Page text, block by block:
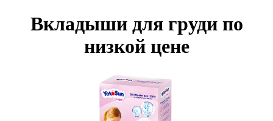
Вкладыши для груди по
низкой цене